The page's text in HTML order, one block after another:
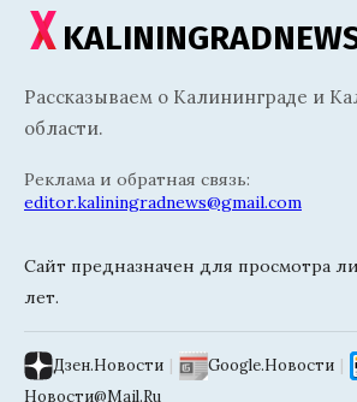
Рассказываем о Калининграде и
области.
Реклама и обратная связь:
editor.kaliningradnews@gmail.com
Сайт предназначен для просмотра
лет.
Дзен.Новости | Google.Новости |
Новости@Mail.Ru